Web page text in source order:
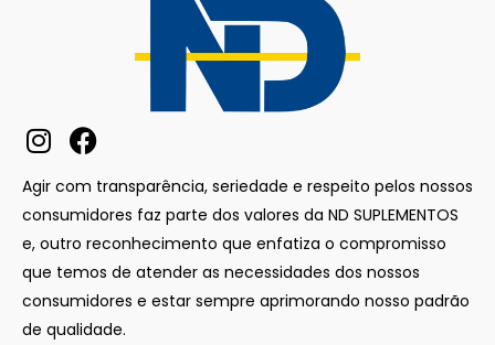
Agir com transparência, seriedade e respeito pelos nossos
consumidores faz parte dos valores da ND SUPLEMENTOS
e, outro reconhecimento que enfatiza o compromisso
que temos de atender as necessidades dos nossos
consumidores e estar sempre aprimorando nosso padrão
de qualidade.